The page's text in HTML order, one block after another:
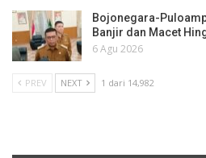
Bojonegara-
Banjir dan Macet
6 Agu 2026
PREV NEXT 1 dari 14,982